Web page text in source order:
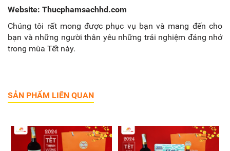
Website: Thucphamsachhd.com
Chúng tôi rất mong được phục vụ bạn và mang đến cho
bạn và những người thân yêu những trải nghiệm đáng nhớ
trong mùa Tết này.
SẢN PHẨM LIÊN QUAN